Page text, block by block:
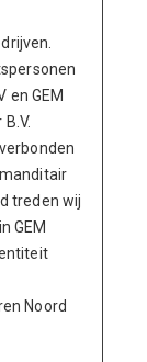
en GEM
treden wij
GEM
Noord